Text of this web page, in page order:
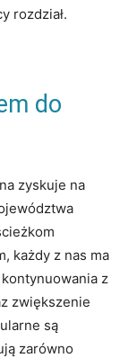
rozdział.
do
zyskuje na
każdy z nas ma
z
zwiększenie
są
zarówno